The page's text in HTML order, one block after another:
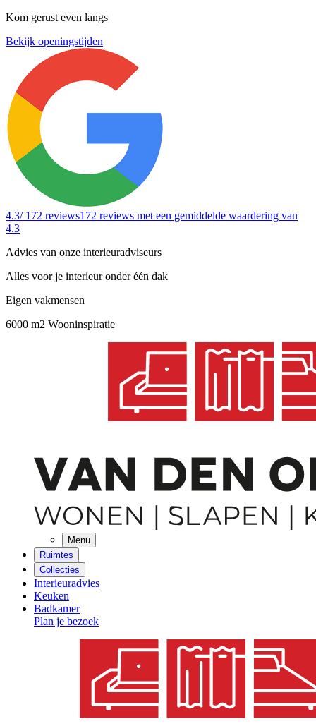
Kom gerust even langs
Bekijk openingstijden
4.3/ 172 reviews172 reviews met een gemiddelde waardering van
4.3
Advies van onze interieuradviseurs
Alles voor je interieur onder één dak
Eigen vakmensen
6000 m2 Wooninspiratie
Menu
Ruimtes
Collecties
Interieuradvies
Keuken
Badkamer
Plan je bezoek